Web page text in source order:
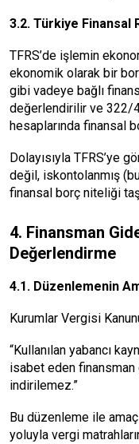
3.2. Türkiye Finansal
TFRS’de işlemin
ekonomik olarak bir
gibi vadeye bağlı
değerlendirilir ve 322/
hesaplarında finansal
Dolayısıyla TFRS’ye
değil, iskontolanmış
finansal borç niteliği
4. Finansman
Değerlendirme
4.1. Düzenlemenin
Kurumlar Vergisi
“Kullanılan yabancı
isabet eden finansman
indirilemez.”
Bu düzenleme ile
yoluyla vergi